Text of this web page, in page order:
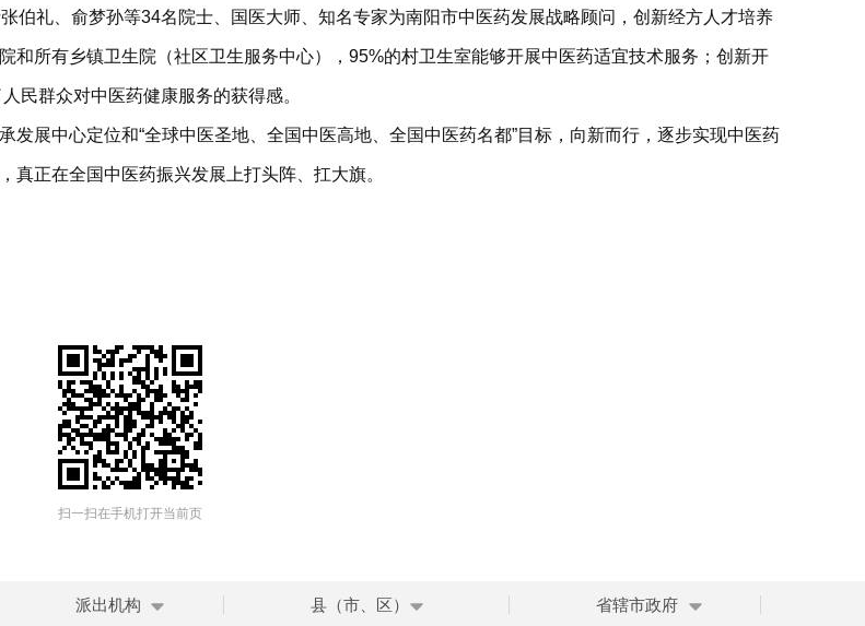
伯礼、俞梦孙等34名院士、国医大师、知名专家为南阳市中医药发展战略顾问，创新经方人才培养
和所有乡镇卫生院（社区卫生服务中心），95%的村卫生室能够开展中医药适宜技术服务；创新开
民群众对中医药健康服务的获得感。
展中心定位和“全球中医圣地、全国中医高地、全国中医药名都”目标，向新而行，逐步实现中医药
正在全国中医药振兴发展上打头阵、扛大旗。
扫一扫在手机打开当前页
派出机构 县（市、区） 省辖市政府